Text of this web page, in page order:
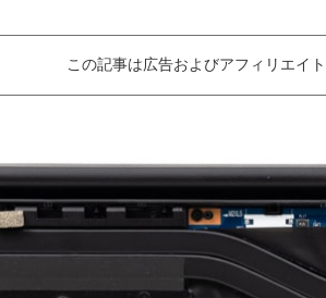
この記事は広告およびアフィリエイ